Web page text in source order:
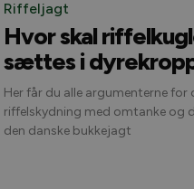
Riffeljagt
Hvor skal
sættes i
Her får du alle argumenterne for
riffelskydning med omtanke og
den danske bukkejagt